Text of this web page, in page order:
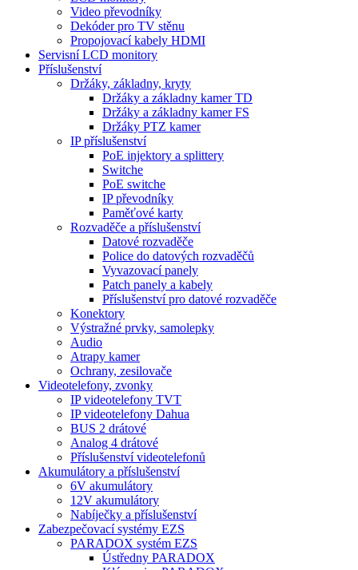
Video převodníky
Dekóder pro TV stěnu
Propojovací kabely HDMI
Servisní LCD monitory
Příslušenství
Držáky, základny, kryty
Držáky a základny kamer TD
Držáky a základny kamer FS
Držáky PTZ kamer
IP příslušenství
PoE injektory a splittery
Switche
PoE switche
IP převodníky
Paměťové karty
Rozvaděče a příslušenství
Datové rozvaděče
Police do datových rozvaděčů
Vyvazovací panely
Patch panely a kabely
Příslušenství pro datové rozvaděče
Konektory
Výstražné prvky, samolepky
Audio
Atrapy kamer
Ochrany, zesilovače
Videotelefony, zvonky
IP videotelefony TVT
IP videotelefony Dahua
BUS 2 drátové
Analog 4 drátové
Příslušenství videotelefonů
Akumulátory a příslušenství
6V akumulátory
12V akumulátory
Nabíječky a příslušenství
Zabezpečovací systémy EZS
PARADOX systém EZS
Ústředny PARADOX